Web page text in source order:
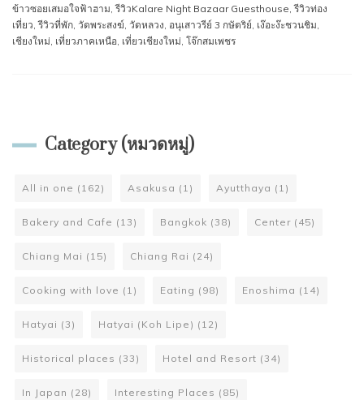
ข้าวซอยเสมอใจฟ้าฮาม,รีวิวKalare Night Bazaar Guesthouse,รีวิวท่อง
เที่ยว,รีวิวที่พัก, วัดพระสงฆ์, วัดหลวง, อนุเสาวรีย์ 3 กษัตริย์, เง๊อะง๊ะชวนชิม,
เชียงใหม่, เที่ยวภาคเหนือ, เที่ยวเชียงใหม่, โจ๊กสมเพชร
Category (หมวดหมู่)
All in one (162) Asakusa (1) Ayutthaya (1)
Bakery and Cafe (13) Bangkok (38) Center (45)
Chiang Mai (15) Chiang Rai (24)
Cooking with love (1) Eating (98) Enoshima (14)
Hatyai (3) Hatyai (Koh Lipe) (12)
Historical places (33) Hotel and Resort (34)
In Japan (28) Interesting Places (85)